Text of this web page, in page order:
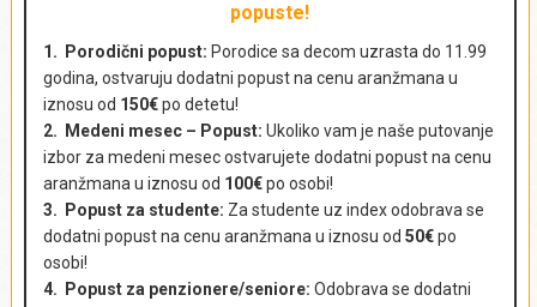
Ime i prezime
Država*
Kontakt telefon *
popuste!
1. Porodični popust: Porodice sa decom uzrasta do 11.99
godina, ostvaruju dodatni popust na cenu aranžmana u
iznosu od 150€po detetu!
2. Medeni mesec – Popust: Ukoliko vam je naše putovanje
izbor za medeni mesec ostvarujete dodatni popust na cenu
aranžmana u iznosu od 100€po osobi!
3. Popust za studente: Za studente uz index odobrava se
dodatni popust na cenu aranžmana u iznosu od 50€po
osobi!
4. Popust za penzionere/seniore: Odobrava se dodatni